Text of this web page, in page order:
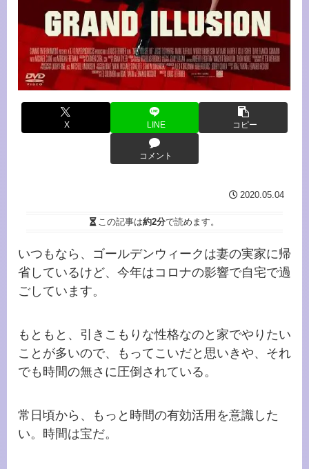
X LINE コピー
コメント
2020.05.04
この記事は約2分で読めます。
いつもなら、ゴールデンウィークは妻の実家に帰
省しているけど、今年はコロナの影響で自宅で過
ごしています。
もともと、引きこもりな性格なのと家でやりたい
ことが多いので、もってこいだと思いきや、それ
でも時間の無さに圧倒されている。
常日頃から、もっと時間の有効活用を意識した
い。時間は宝だ。